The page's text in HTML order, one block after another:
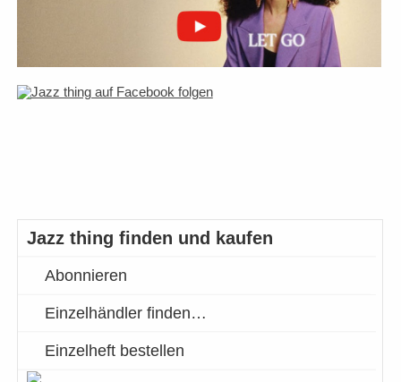
Jazz thing finden und kaufen
Abonnieren
Einzelhändler finden…
Einzelheft bestellen